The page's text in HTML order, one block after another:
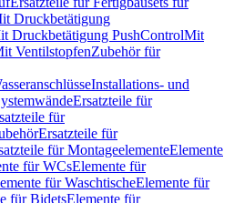
Druckbetätigung
Druckbetätigung PushControlMit
VentilstopfenZubehör für
Installations- und
Ersatzteile für
für
Ersatzteile für
für MontageelementeElemente
für WCsElemente für
für WaschtischeElemente für
für BidetsElemente für